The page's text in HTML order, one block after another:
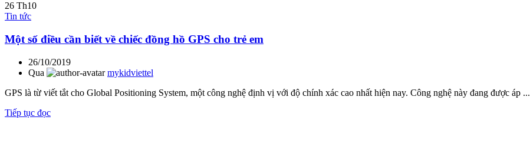
26 Th10
Tin tức
Một số điều cần biết về chiếc đồng hồ GPS cho trẻ em
26/10/2019
Qua
mykidviettel
GPS là từ viết tắt cho Global Positioning System, một công nghệ định vị với độ chính xác cao nhất hiện nay. Công nghệ này đang được áp ...
Tiếp tục đọc